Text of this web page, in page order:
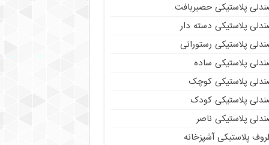
پلاستیکی حصیربافت
پلاستیکی دسته دار
پلاستیکی رستورانی
پلاستیکی ساده
پلاستیکی کوچک
پلاستیکی کودک
پلاستیکی ناصر
پلاستیکی آشپزخانه